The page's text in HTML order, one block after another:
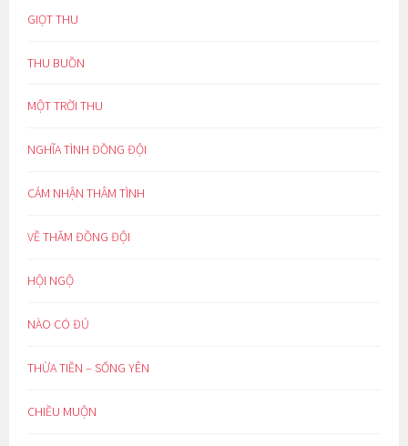
GIỌT THU
THU BUỒN
MỘT TRỜI THU
NGHĨA TÌNH ĐỒNG ĐỘI
CẢM NHẬN THÂM TÌNH
VỀ THĂM ĐỒNG ĐỘI
HỘI NGỘ
NÀO CÓ ĐỦ
THỪA TIỀN – SỐNG YÊN
CHIỀU MUỘN